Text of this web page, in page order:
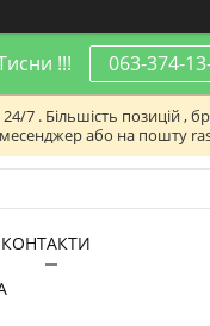
!!! 063-374-
. Більшість позицій ,
або на пошту
КОНТАКТИ